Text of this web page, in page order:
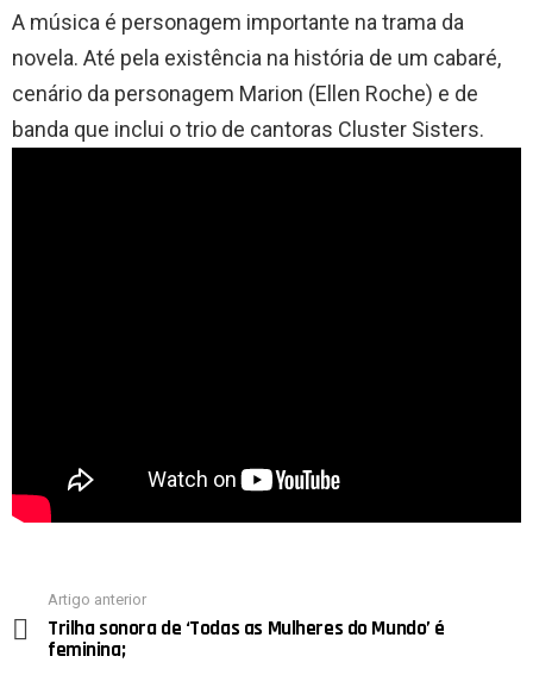
A música é personagem importante na trama da
novela. Até pela existência na história de um cabaré,
cenário da personagem Marion (Ellen Roche) e de
banda que inclui o trio de cantoras Cluster Sisters.
more
Artigo anterior
Trilha sonora de ‘Todas as Mulheres do Mundo’ é
feminina;